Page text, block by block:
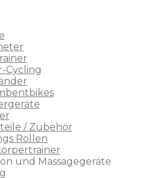
Cycling
/ Zubehör
Rollen
und Massagegeräte